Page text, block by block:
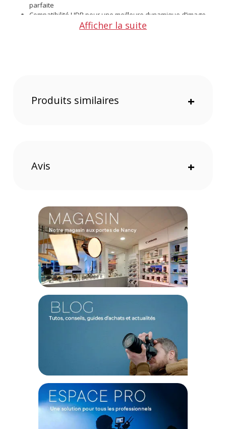
parfaite
Compatibilité HDR pour une meilleure dynamique d’image
Entrée et sortie HDMI pour une connectivité optimale
Visibilité inégalée, même en lumière directe
précision en toutes circonstances.
Technologie HDR pour un rendu cinématographique
La prise en charge du HDR élargit la plage dynamique de vos
images. Les couleurs sont plus éclatantes, les noirs plus
profonds, et les hautes lumières gagnent en intensité, pour
une immersion visuelle sans compromis.
Outils professionnels intégrés
Focus peaking, fausses couleurs, forme d’onde,
histogramme… L’OSEE T7 intègre une palette complète
d’outils de contrôle d’image pour vous permettre de
Connectivité fluide et polyvalente
Avec ses entrées et sorties HDMI, le moniteur s’adapte
facilement à votre caméra, drone ou tout autre périphérique,
Caractéristiques du Moniteur 7" T7 par Osee :
Afficher la suite
Produits similaires +
Avis +